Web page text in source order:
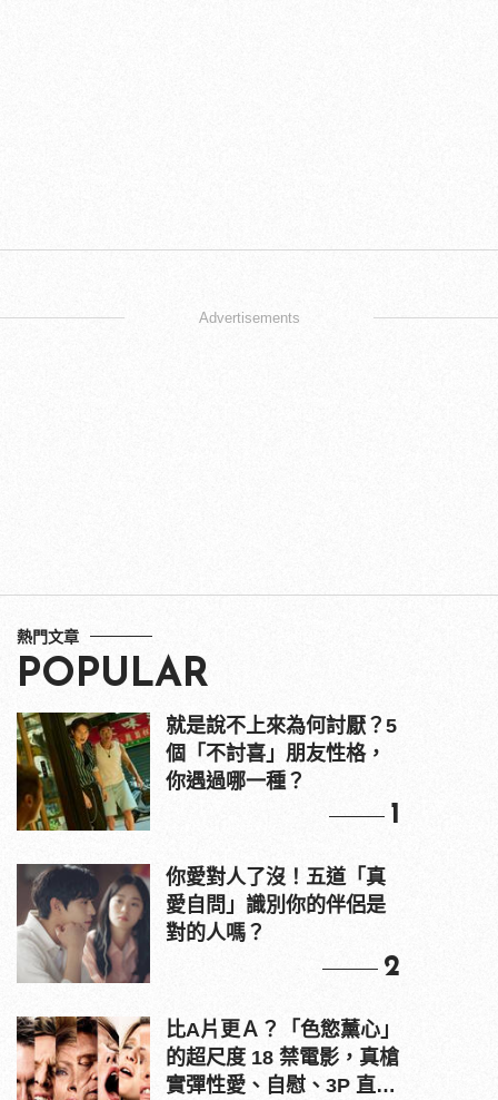
Advertisements
熱門文章
POPULAR
就是說不上來為何討厭？5
個「不討喜」朋友性格，
你遇過哪一種？
1
你愛對人了沒！五道「真
愛自問」識別你的伴侶是
對的人嗎？
2
比A片更Ａ？「色慾薰心」
的超尺度 18 禁電影，真槍
實彈性愛、自慰、3P 直接